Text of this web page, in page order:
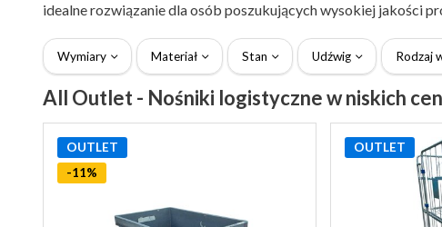
idealne rozwiązanie dla osób poszukujących wysokiej jakości
Wymiary Materiał Stan Udźwig Rodzaj
All Outlet - Nośniki logistyczne w niskich
OUTLET
-11%
OUTLET